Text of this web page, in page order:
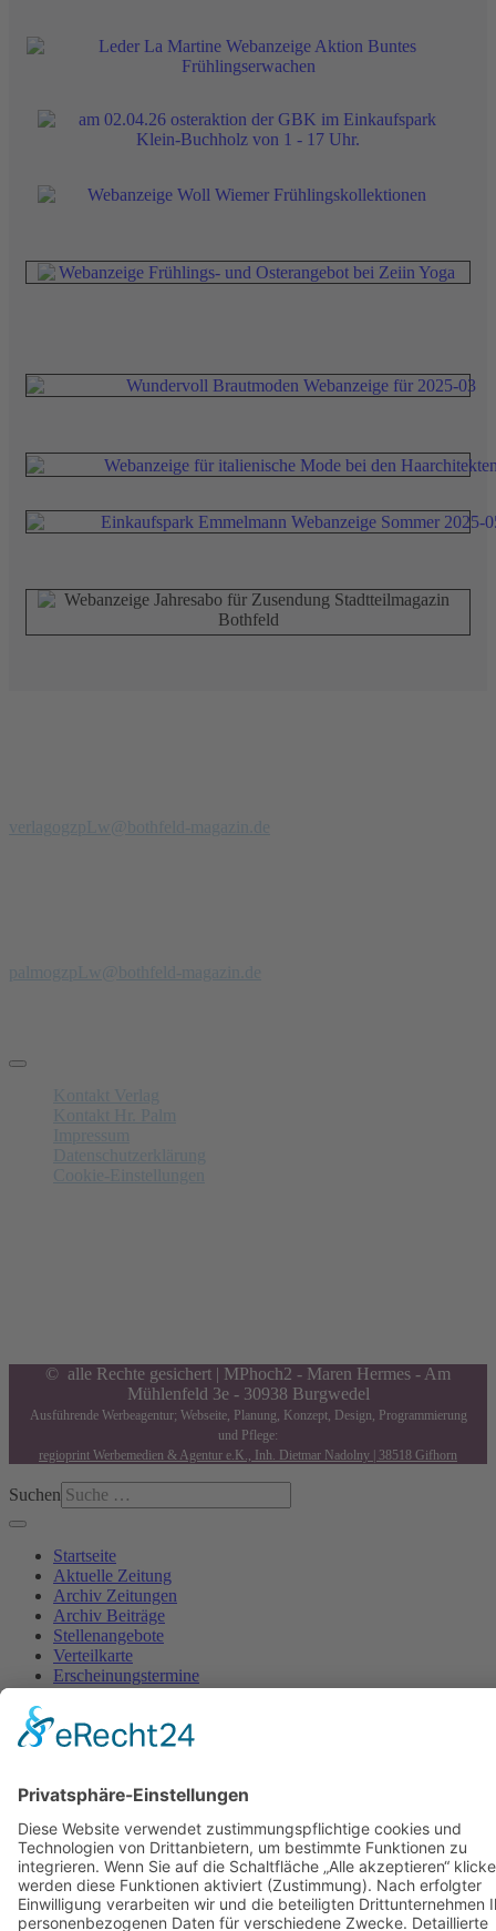
verlagogzpLw @bothfeld-magazin.de
palmogzpLw @bothfeld-magazin.de
Kontakt Verlag
Kontakt Hr. Palm
Impressum
Datenschutzerklärung
Cookie-Einstellungen
© alle Rechte gesichert | MPhoch2 - Maren Hermes - Am
Mühlenfeld 3e - 30938 Burgwedel
Ausführende Werbeagentur; Webseite, Planung, Konzept, Design, Programmierung
und Pflege:
regioprint Werbemedien & Agentur e.K., Inh. Dietmar Nadolny | 38518 Gifhorn
Suchen
Startseite
Aktuelle Zeitung
Archiv Zeitungen
Archiv Beiträge
Stellenangebote
Verteilkarte
Erscheinungstermine
Kontakt
Impressum